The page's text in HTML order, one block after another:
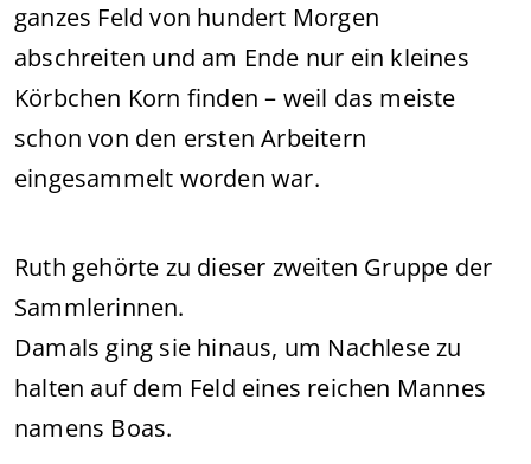
ganzes Feld von hundert Morgen
abschreiten und am Ende nur ein kleines
Körbchen Korn finden – weil das meiste
schon von den ersten Arbeitern
eingesammelt worden war.
Ruth gehörte zu dieser zweiten Gruppe der
Sammlerinnen.
Damals ging sie hinaus, um Nachlese zu
halten auf dem Feld eines reichen Mannes
namens Boas.